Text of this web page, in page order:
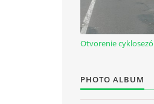
Otvorenie
PHOTO ALBUM